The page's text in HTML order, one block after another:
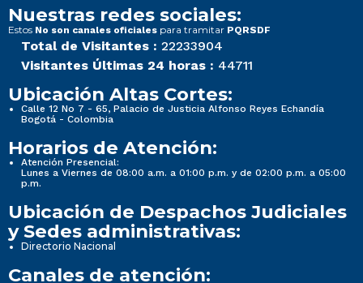
Nuestras redes sociales:
Estos No son canales oficiales para tramitar PQRSDF
Total de Visitantes : 22233904
Visitantes Últimas 24 horas : 44711
Ubicación Altas Cortes:
Calle 12 No 7 - 65, Palacio de Justicia Alfonso Reyes Echandía
Bogotá - Colombia
Horarios de Atención:
Atención Presencial:
Lunes a Viernes de 08:00 a.m. a 01:00 p.m. y de 02:00 p.m. a 05:00
p.m.
Ubicación de Despachos Judiciales
y Sedes administrativas:
Directorio Nacional
Canales de atención: